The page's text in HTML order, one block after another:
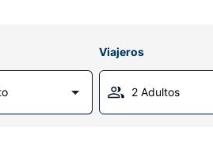
Viajeros
2 Adultos